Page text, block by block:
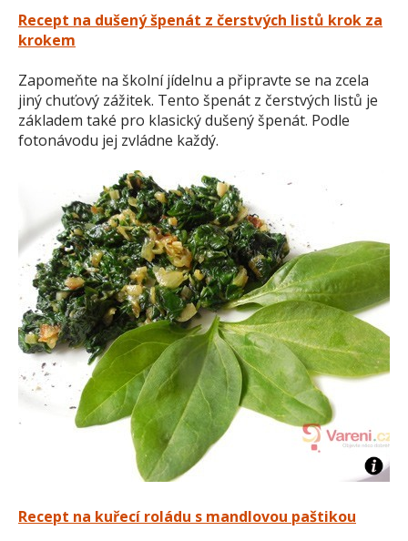
Recept na dušený špenát z čerstvých listů krok za
krokem
Zapomeňte na školní jídelnu a připravte se na zcela
jiný chuťový zážitek. Tento špenát z čerstvých listů je
základem také pro klasický dušený špenát. Podle
fotonávodu jej zvládne každý.
Recept na kuřecí roládu s mandlovou paštikou